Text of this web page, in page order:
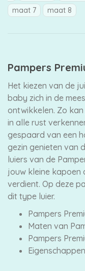
&
Merken
vergelijken
maat 7
maat 8
Pampers
Het kiezen van de
baby zich in de
ontwikkelen. Zo
in alle rust
gespaard van een
gezin genieten van
luiers van de
jouw kleine kapoen
verdient. Op deze
dit type luier.
Pampers
Maten van
Pampers